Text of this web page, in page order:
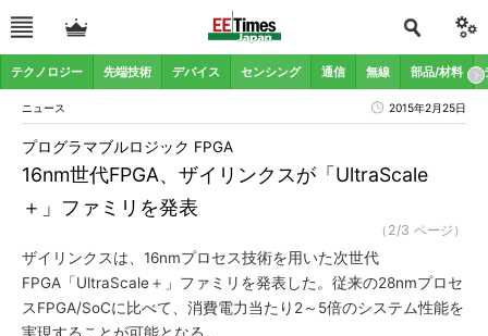
テクノロジー 先端技術 デバイス センシング 通信 無線 部品/材料
ニュース 2015年2月25日
16nm世代FPGA、ザイリンクスが「UltraScale
＋」ファミリを発表
プログラマブルロジック FPGA
（2/3 ページ）
ザイリンクスは、16nmプロセス技術を用いた次世代
FPGA「UltraScale＋」ファミリを発表した。従来の28nmプロセ
スFPGA/SoCに比べて、消費電力当たり2～5倍のシステム性能を